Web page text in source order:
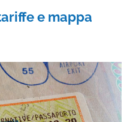
e mappa